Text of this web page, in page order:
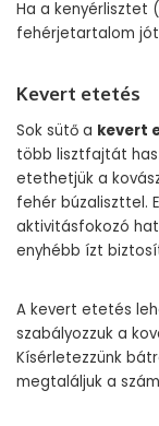
Ha a kenyérlisztet
fehérjetartalom jót
Kevert etetés
Sok sütő a kevert
több lisztfajtát
etethetjük a
fehér búzaliszttel.
aktivitásfokozó
enyhébb ízt
A kevert etetés
szabályozzuk a
Kísérletezzünk
megtaláljuk a